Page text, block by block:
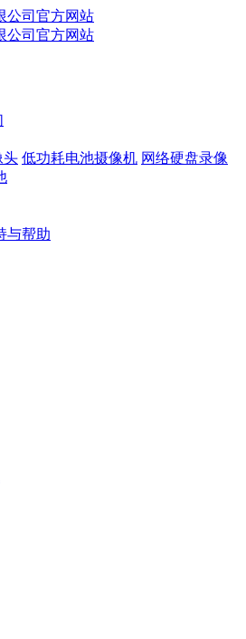
头 低功耗电池摄像机 网络硬盘录像
与帮助